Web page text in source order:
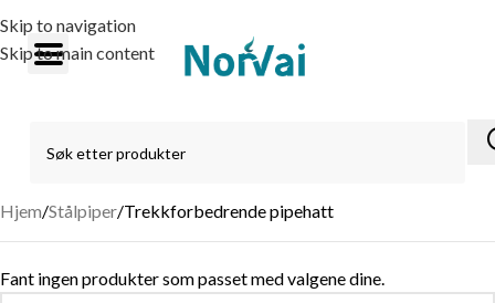
Skip to navigation
Skip to main content
Hjem Stålpiper Trekkforbedrende pipehatt
Fant ingen produkter som passet med valgene dine.